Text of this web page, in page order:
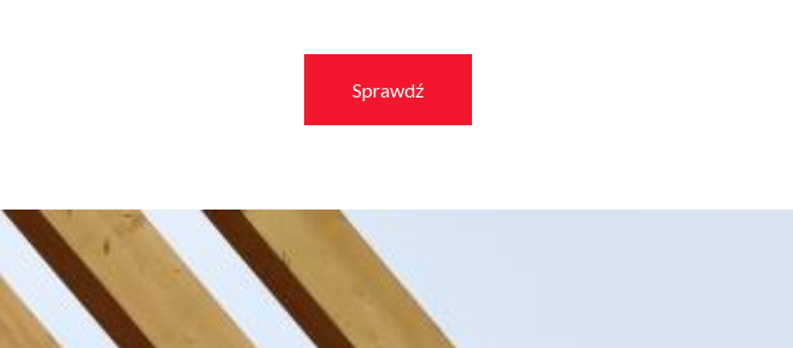
Sprawdź